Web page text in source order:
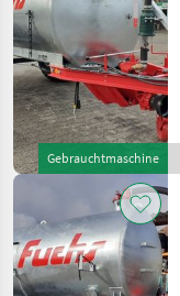
Gebrauchtmaschine